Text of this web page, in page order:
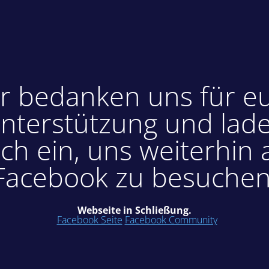
bedanken uns für
und
ein, uns weiterhin
zu
Webseite in Schließung.
Facebook Seite Facebook Community